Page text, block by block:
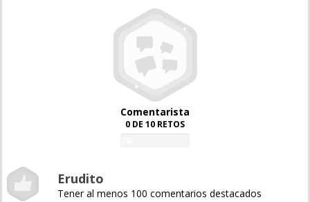
Comentarista
0 DE 10 RETOS
Erudito
Tener al menos 100 comentarios destacados